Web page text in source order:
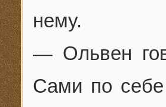
нему.
— Ольвен
Сами по